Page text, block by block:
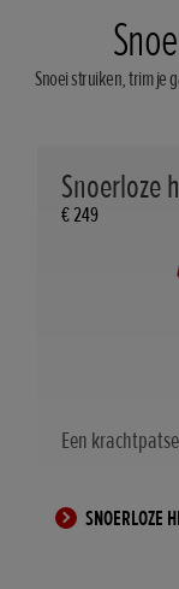
Snoei struiken, trim je
Snoerloze
€ 249
Een
SNOERLOZE